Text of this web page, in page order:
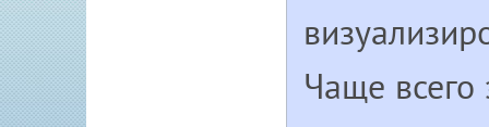
Чаще всего